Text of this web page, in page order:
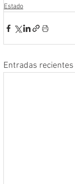
Estado
Entradas recientes